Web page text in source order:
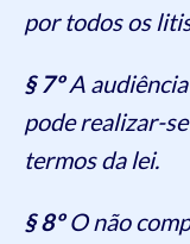
por todos os
§ 7ºA audiência
pode realizar-
termos da lei.
§ 8ºO não